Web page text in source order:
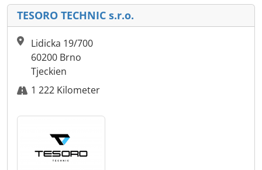
TESORO TECHNIC s.r.o.
Lidicka 19/700
60200 Brno
Tjeckien
1 222 Kilometer